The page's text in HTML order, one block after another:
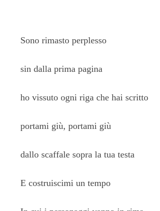
Sono rimasto perplesso
sin dalla prima pagina
ho vissuto ogni riga che hai scritto
portami giù, portami giù
dallo scaffale sopra la tua testa
E costruiscimi un tempo